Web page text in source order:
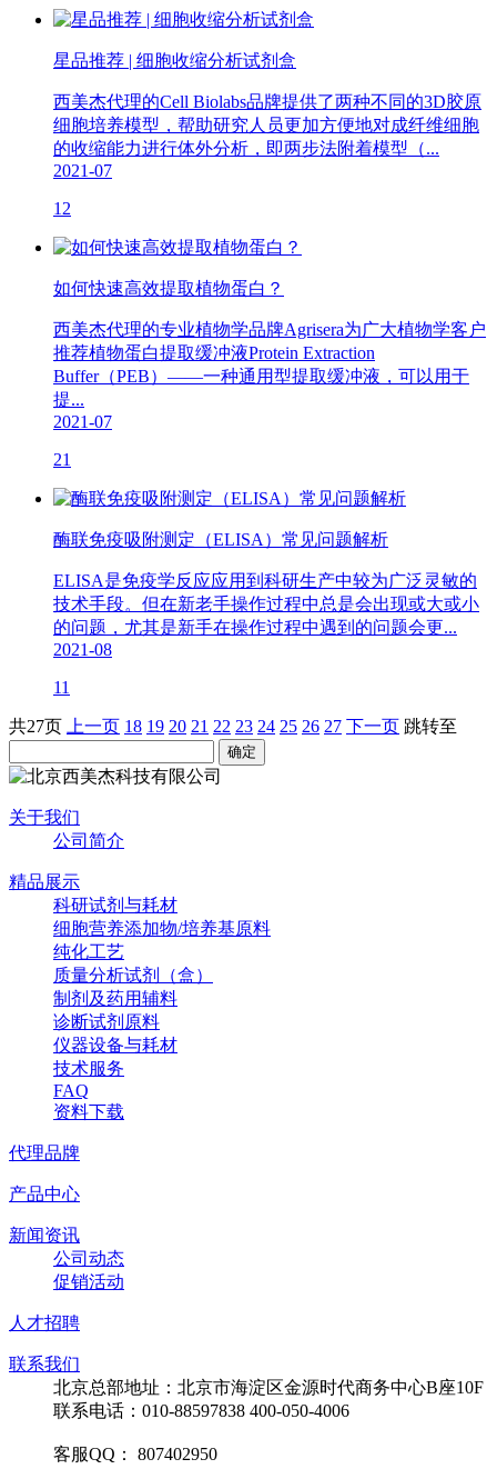
星品推荐 | 细胞收缩分析试剂盒
西美杰代理的Cell Biolabs品牌提供了两种不同的3D胶原
细胞培养模型，帮助研究人员更加方便地对成纤维细胞
的收缩能力进行体外分析，即两步法附着模型（...
2021-07
12
如何快速高效提取植物蛋白？
西美杰代理的专业植物学品牌Agrisera为广大植物学客户
推荐植物蛋白提取缓冲液Protein Extraction
Buffer（PEB）——一种通用型提取缓冲液，可以用于
提...
2021-07
21
酶联免疫吸附测定（ELISA）常见问题解析
ELISA是免疫学反应应用到科研生产中较为广泛灵敏的
技术手段。但在新老手操作过程中总是会出现或大或小
的问题，尤其是新手在操作过程中遇到的问题会更...
2021-08
11
共27页 上一页 18 19 20 21 22 23 24 25 26 27 下一页 跳转至
关于我们
公司简介
精品展示
科研试剂与耗材
细胞营养添加物/培养基原料
纯化工艺
质量分析试剂（盒）
制剂及药用辅料
诊断试剂原料
仪器设备与耗材
技术服务
FAQ
资料下载
代理品牌
产品中心
新闻资讯
公司动态
促销活动
人才招聘
联系我们
北京总部地址：北京市海淀区金源时代商务中心B座10F
联系电话：010-88597838 400-050-4006
客服QQ： 807402950